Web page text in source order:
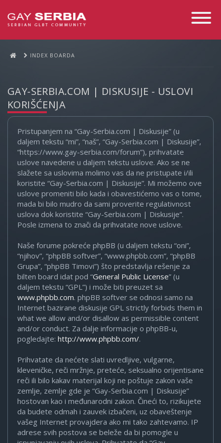
Toggle
INDEX BOARDA
GAY-SERBIA.COM | DISKUSIJE - USLOVI
KORIŠĆENJA
Pristupanjem na “Gay-Serbia.com | Diskusije” (u
daljem tekstu “mi”, “naš”, “Gay-Serbia.com | Diskusije”,
“https://www.gay-serbia.com/forum”), prihvatate
uslove navedene u daljem tekstu uslove. Ako se ne
slažete sa uslovima molimo vas da ne pristupate i/ili
koristite “Gay-Serbia.com | Diskusije”. Mi možemo ove
uslove promeniti bilo kada i obavestićemo vas o tome,
mada bi bilo mudro da sami proverite regulativnost
uslova dok koristite “Gay-Serbia.com | Diskusije”.
Posle izmena to znači da prihvatate nove uslove.
Naše forume pokreće phpBB (u daljem tekstu “oni”,
“njihov”, “phpBB softver”, “www.phpbb.com”, “phpBB
Grupa”, “phpBB Timovi”) što predstavlja rešenje za
bilten board idat pod “General Public License” (u
daljem tekstu “GPL”) i može biti preuzet sa
www.phpbb.com. phpBB softver se odnosi samo na
Internet bazirane diskusije GPL strictly forbids them in
what we allow and/or disallow as permissible content
and/or conduct. Za dalje informacije o phpBB-u,
pogledajte: http://www.phpbb.com/.
Prihvatate da nećete slati uvredljive, vulgarne,
kleveničke, reči mržnje, preteće, seksualno orijentisane
reči ili bilo kakav materijal koji ne poštuje zakon vaše
zemlje, zemlje gde je “Gay-Serbia.com | Diskusije”
hostovan kao i međunarodni zakon. Čineći to, rizikujete
da budete odmah i zauvek izbačeni, uz obaveštenje
vašeg Internet provajdera ako mi tako zahtevamo. IP
adrese svih postova se beleže da bi pomogle u